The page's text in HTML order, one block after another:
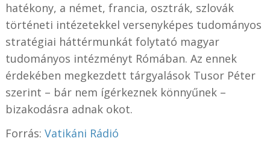
hatékony, a német, francia, osztrák, szlovák
történeti intézetekkel versenyképes tudományos
stratégiai háttérmunkát folytató magyar
tudományos intézményt Rómában. Az ennek
érdekében megkezdett tárgyalások Tusor Péter
szerint – bár nem ígérkeznek könnyűnek –
bizakodásra adnak okot.
Forrás: Vatikáni Rádió